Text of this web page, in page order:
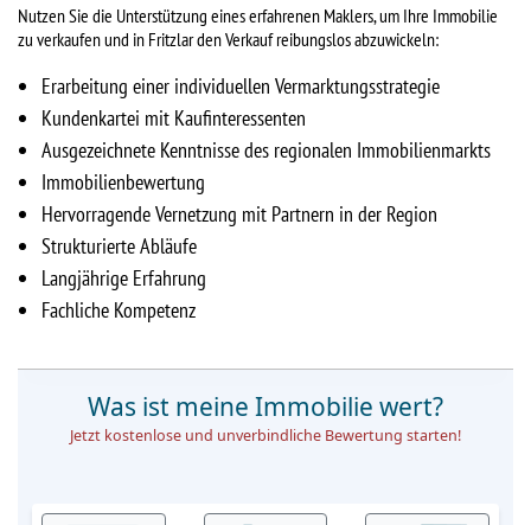
Nutzen Sie die Unterstützung eines erfahrenen Maklers, um Ihre Immobilie
zu verkaufen und in Fritzlar den Verkauf reibungslos abzuwickeln:
Erarbeitung einer individuellen Vermarktungsstrategie
Kundenkartei mit Kaufinteressenten
Ausgezeichnete Kenntnisse des regionalen Immobilienmarkts
Immobilienbewertung
Hervorragende Vernetzung mit Partnern in der Region
Strukturierte Abläufe
Langjährige Erfahrung
Fachliche Kompetenz